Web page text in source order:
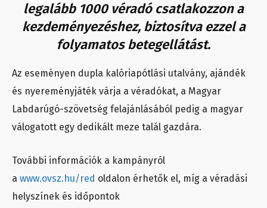
legalább 1000 véradó csatlakozzon a
kezdeményezéshez, biztosítva ezzel a
folyamatos betegellátást.
Az eseményen dupla kalóriapótlási utalvány, ajándék
és nyereményjáték várja a véradókat, a Magyar
Labdarúgó-szövetség felajánlásából pedig a magyar
válogatott egy dedikált meze talál gazdára.
További információk a kampányról
a www.ovsz.hu/red oldalon érhetők el, míg a véradási
helyszínek és időpontok